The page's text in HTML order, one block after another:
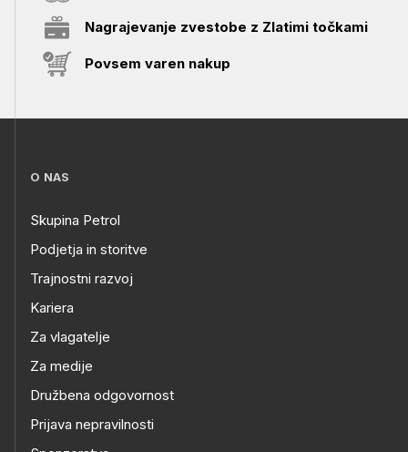
Nagrajevanje zvestobe z Zlatimi točkami
Povsem varen nakup
O NAS
Skupina Petrol
Podjetja in storitve
Trajnostni razvoj
Kariera
Za vlagatelje
Za medije
Družbena odgovornost
Prijava nepravilnosti